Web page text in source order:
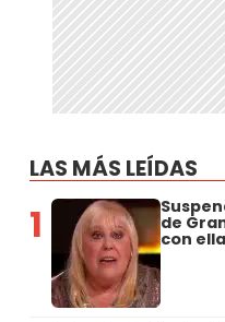
LAS MÁS LEÍDAS
1 de
con